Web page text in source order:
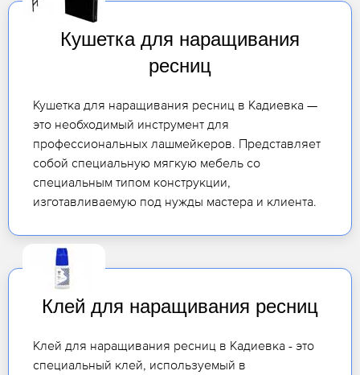
Кушетка для наращивания
ресниц
Кушетка для наращивания ресниц в Кадиевка —
это необходимый инструмент для
профессиональных лашмейкеров. Представляет
собой специальную мягкую мебель со
специальным типом конструкции,
изготавливаемую под нужды мастера и клиента.
Клей для наращивания ресниц
Клей для наращивания ресниц в Кадиевка - это
специальный клей, используемый в